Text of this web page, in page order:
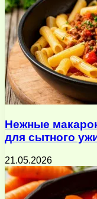
Нежные
для сытного
21.05.2026